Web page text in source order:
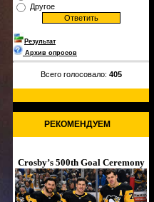
Другое
Результат
Архив опросов
Всего голосовало: 405
РЕКОМЕНДУЕМ
Crosby’s 500th Goal Ceremony